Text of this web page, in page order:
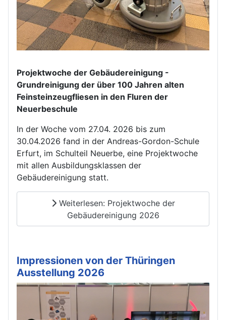
Projektwoche der Gebäudereinigung -
Grundreinigung der über 100 Jahren alten
Feinsteinzeugfliesen in den Fluren der
Neuerbeschule
In der Woche vom 27.04. 2026 bis zum
30.04.2026 fand in der Andreas-Gordon-Schule
Erfurt, im Schulteil Neuerbe, eine Projektwoche
mit allen Ausbildungsklassen der
Gebäudereinigung statt.
Weiterlesen: Projektwoche der
Gebäudereinigung 2026
Impressionen von der Thüringen
Ausstellung 2026